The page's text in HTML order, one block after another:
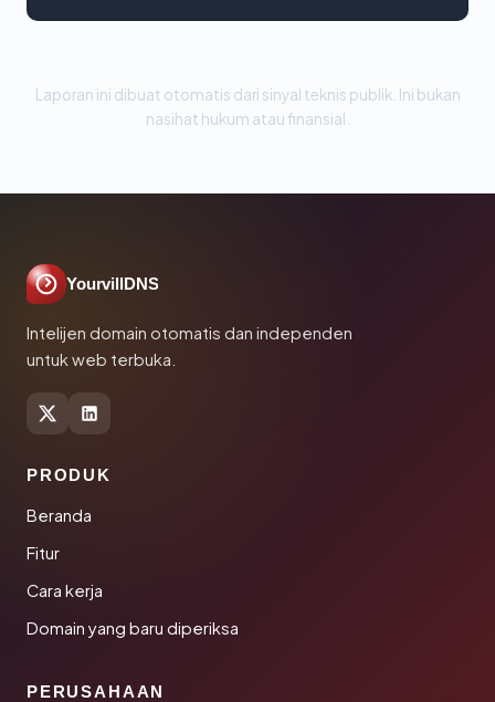
Laporan ini dibuat otomatis dari sinyal teknis publik. Ini bukan
nasihat hukum atau finansial.
YourvillDNS
Intelijen domain otomatis dan independen
untuk web terbuka.
PRODUK
Beranda
Fitur
Cara kerja
Domain yang baru diperiksa
PERUSAHAAN